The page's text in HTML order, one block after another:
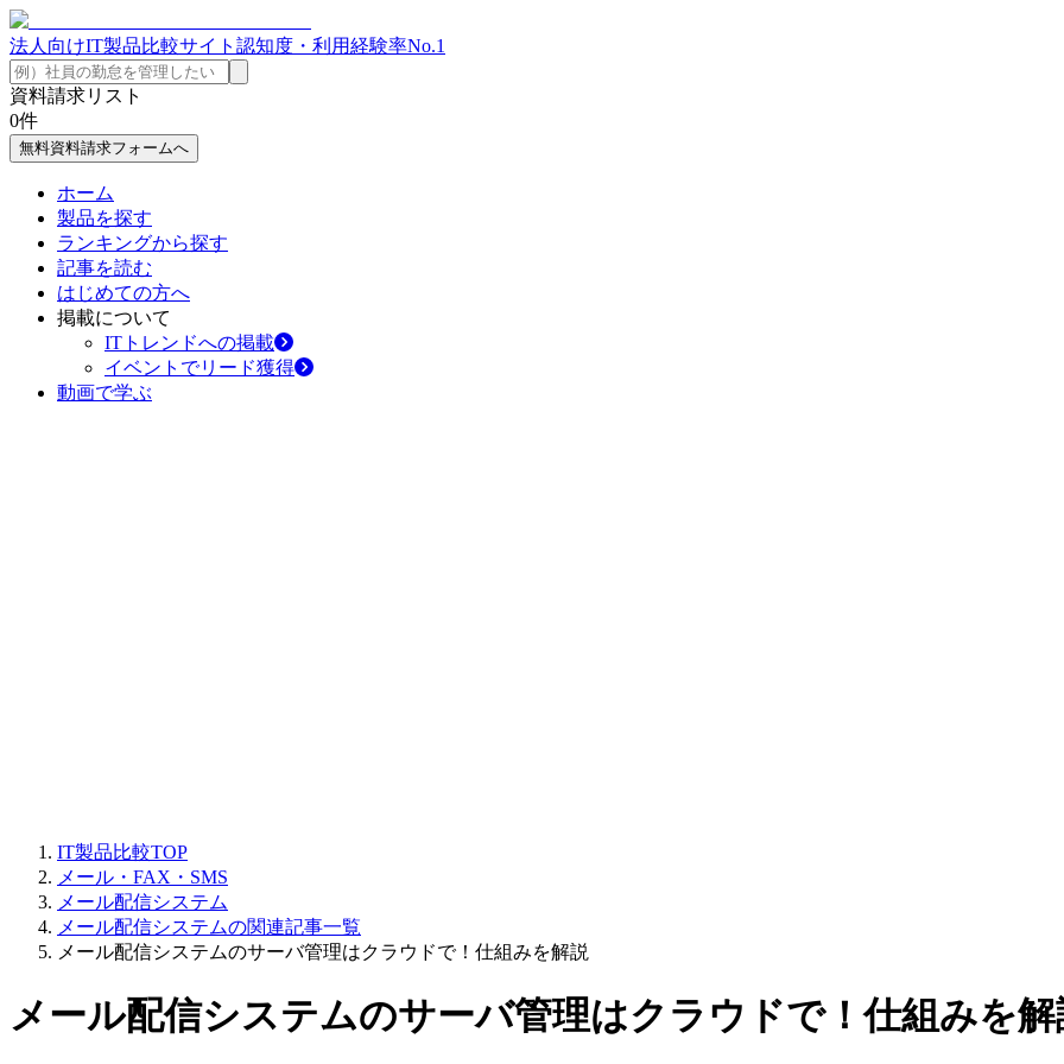
法人向けIT製品比較サイト 認知度・利用経験率No.1
資料請求リスト
0件
無料資料請求フォームへ
ホーム
製品を探す
ランキングから探す
記事を読む
はじめての方へ
掲載について
ITトレンドへの掲載
イベントでリード獲得
動画で学ぶ
IT製品比較TOP
メール・FAX・SMS
メール配信システム
メール配信システムの関連記事一覧
メール配信システムのサーバ管理はクラウドで！仕組みを解説
メール配信システムのサーバ管理はクラウドで！仕組みを解